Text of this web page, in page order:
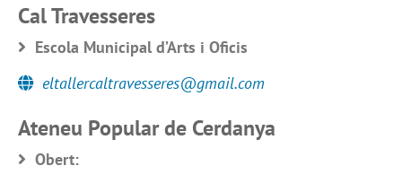
Cal Travesseres
Escola Municipal d’Arts i Oficis
eltallercaltravesseres@gmail.com
Ateneu Popular de Cerdanya
Obert: